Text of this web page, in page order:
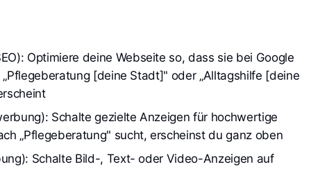
Optimiere deine Webseite so, dass sie bei Google
[deine Stadt]" oder „Alltagshilfe [deine
Schalte gezielte Anzeigen für hochwertige
„Pflegeberatung" sucht, erscheinst du ganz oben
Schalte Bild-, Text- oder Video-Anzeigen auf